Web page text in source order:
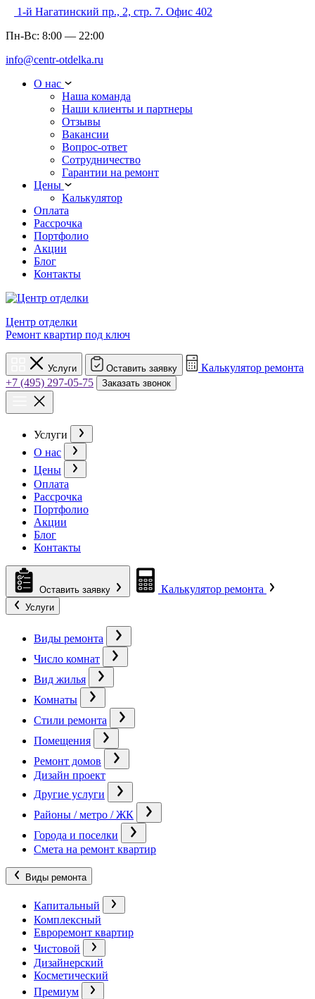
1-й Нагатинский пр., 2, стр. 7. Офис 402
Пн-Вс: 8:00 — 22:00
info@centr-otdelka.ru
О нас
Наша команда
Наши клиенты и партнеры
Отзывы
Вакансии
Вопрос-ответ
Сотрудничество
Гарантии на ремонт
Цены
Калькулятор
Оплата
Рассрочка
Портфолио
Акции
Блог
Контакты
Центр отделки
Ремонт квартир под ключ
Услуги Оставить заявку
Калькулятор ремонта
+7 (495) 297-05-75
Заказать звонок
Услуги
О нас
Цены
Оплата
Рассрочка
Портфолио
Акции
Блог
Контакты
Оставить заявку Калькулятор ремонта
Услуги
Виды ремонта
Число комнат
Вид жилья
Комнаты
Стили ремонта
Помещения
Ремонт домов
Дизайн проект
Другие услуги
Районы / метро / ЖК
Города и поселки
Смета на ремонт квартир
Виды ремонта
Капитальный
Комплексный
Евроремонт квартир
Чистовой
Дизайнерский
Косметический
Премиум